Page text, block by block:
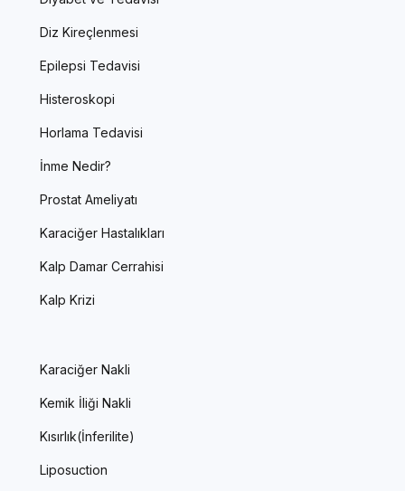
Diz Kireçlenmesi
Epilepsi Tedavisi
Histeroskopi
Horlama Tedavisi
İnme Nedir?
Prostat Ameliyatı
Karaciğer Hastalıkları
Kalp Damar Cerrahisi
Kalp Krizi
Karaciğer Nakli
Kemik İliği Nakli
Kısırlık(İnferilite)
Liposuction